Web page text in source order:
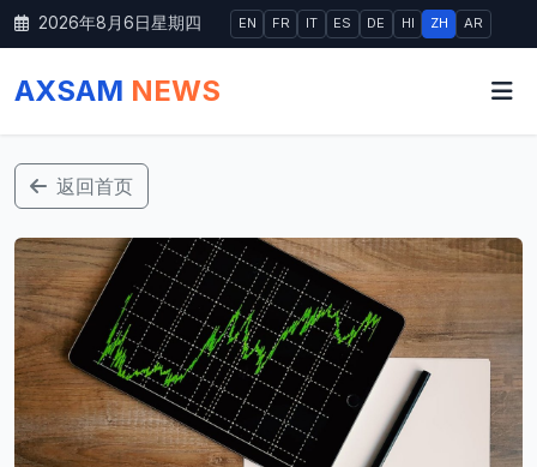
2026年8月6日星期四 EN FR IT ES DE HI ZH AR
AXSAM NEWS
返回首页